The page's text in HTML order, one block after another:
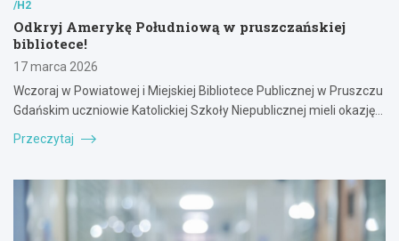
/H2
Odkryj Amerykę Południową w pruszczańskiej
bibliotece!
17 marca 2026
Wczoraj w Powiatowej i Miejskiej Bibliotece Publicznej w Pruszczu
Gdańskim uczniowie Katolickiej Szkoły Niepublicznej mieli okazję…
Przeczytaj